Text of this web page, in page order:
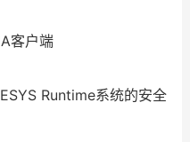
客户端
Runtime系统的安全